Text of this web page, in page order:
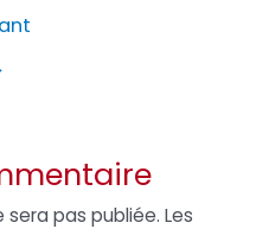
pas publiée. Les